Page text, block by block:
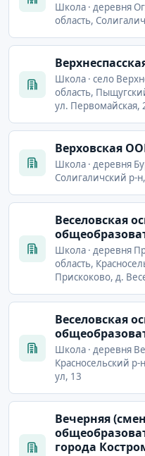
Школа · деревня
область,
Школа · село
область,
ул. Первомайская,
Верховская
Школа · деревня
Солигаличский р-
Веселовская
Школа · деревня
область,
Прискоково, д.
Веселовская
Школа · деревня
Красносельский
ул, 13
Вечерняя
города